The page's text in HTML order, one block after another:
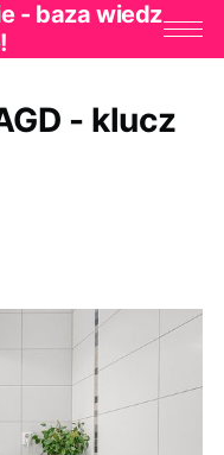
- baza wiedz
- klucz